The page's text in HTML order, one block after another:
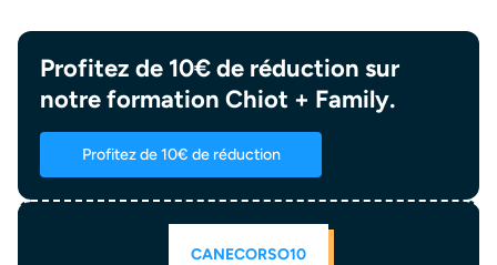
Profitez de 10€ de réduction sur
notre formation Chiot + Family.
Profitez de 10€ de réduction
CANECORSO10